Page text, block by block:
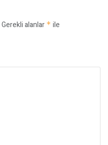
Gerekli alanlar * ile